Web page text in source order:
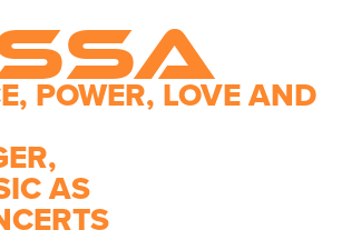
POWER, LOVE AND
AS